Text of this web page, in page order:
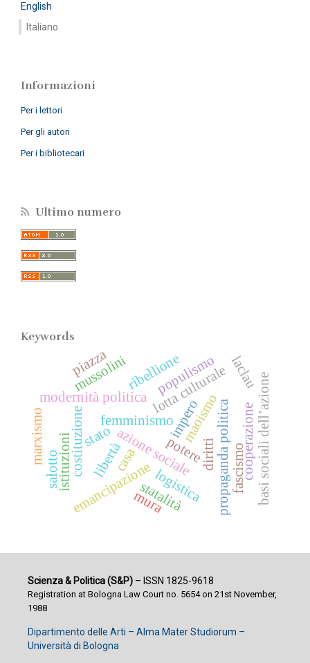
English
Italiano
Informazioni
Per i lettori
Per gli autori
Per i bibliotecari
Ultimo numero
Keywords
femminismo
potere
libertà diritti
modernità politica
mussolini
propaganda politica
lotta culturale
fascismocooperazione
azione sociale basi sociali dell’azione
emancipazione
stato
costituzione impero
logistica
statalità
populismo laclau
istituzioni
maoismo
ribellione
casa
piazza
mura
salotto
marxismo
Scienza & Politica (S&P)– ISSN 1825-9618
Registration at Bologna Law Court no. 5654 on 21st November,
1988
Dipartimento delle Arti – Alma Mater Studiorum –
Università di Bologna